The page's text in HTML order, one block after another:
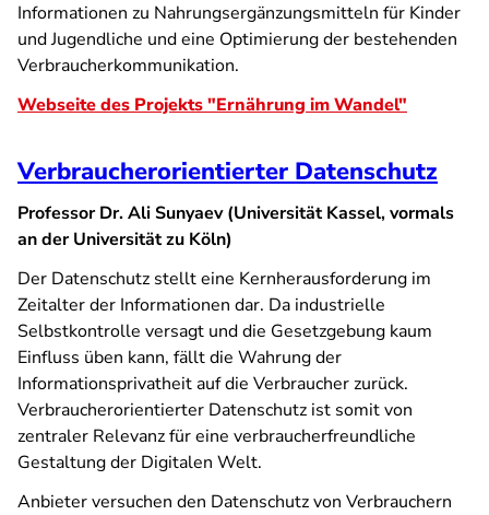
Informationen zu Nahrungsergänzungsmitteln für Kinder
und Jugendliche und eine Optimierung der bestehenden
Verbraucherkommunikation.
Webseite des Projekts "Ernährung im Wandel"
Verbraucherorientierter Datenschutz
Professor Dr. Ali Sunyaev (Universität Kassel, vormals
an der Universität zu Köln)
Der Datenschutz stellt eine Kernherausforderung im
Zeitalter der Informationen dar. Da industrielle
Selbstkontrolle versagt und die Gesetzgebung kaum
Einfluss üben kann, fällt die Wahrung der
Informationsprivatheit auf die Verbraucher zurück.
Verbraucherorientierter Datenschutz ist somit von
zentraler Relevanz für eine verbraucherfreundliche
Gestaltung der Digitalen Welt.
Anbieter versuchen den Datenschutz von Verbrauchern